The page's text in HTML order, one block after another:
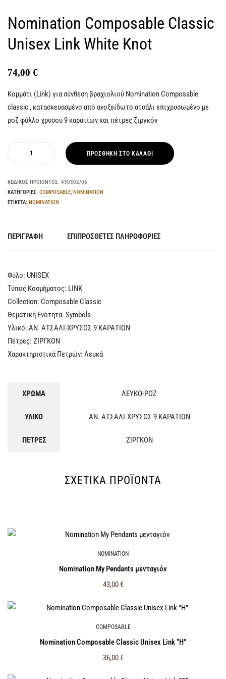
Nomination Composable Classic
Unisex Link White Knot
74,00 €
Κομμάτι (Link) για σύνθεση βραχιολιού Nomination Composable
classic , κατασκευασμένο από ανοξείδωτο ατσάλι επιχρυσωμένο με
ροζ φύλλο χρυσού 9 καρατίων και πέτρες ζιργκόν
ΠΡΟΣΘΉΚΗ ΣΤΟ ΚΑΛΆΘΙ
ΚΩΔΙΚΌΣ ΠΡΟΪΌΝΤΟΣ: 430302/06
ΚΑΤΗΓΟΡΊΕΣ: COMPOSABLE, NOMINATION
ΕΤΙΚΈΤΑ: NOMINATION
ΠΕΡΙΓΡΑΦΉ ΕΠΙΠΡΌΣΘΕΤΕΣ ΠΛΗΡΟΦΟΡΊΕΣ
Φύλο: UNISEX
Τύπος Κοσμήματος: LINK
Collection: Composable Classic
Θεματική Ενότητα: Symbols
Υλικό: ΑΝ. ΑΤΣΑΛΙ-ΧΡΥΣΟΣ 9 ΚΑΡΑΤΙΩΝ
Πέτρες: ΖΙΡΓΚΟΝ
Χαρακτηριστικά Πετρών: Λευκά
ΧΡΩΜΑ ΛΕΥΚΟ-ΡΟΖ
ΥΛΙΚΟ ΑΝ. ΑΤΣΑΛΙ-ΧΡΥΣΟΣ 9 ΚΑΡΑΤΙΩΝ
ΠΕΤΡΕΣ ΖΙΡΓΚΟΝ
ΣΧΕΤΙΚΆ ΠΡΟΪΌΝΤΑ
NOMINATION
Nomination My Pendants μενταγιόν
43,00€
COMPOSABLE
Nomination Composable Classic Unisex Link “H”
36,00€